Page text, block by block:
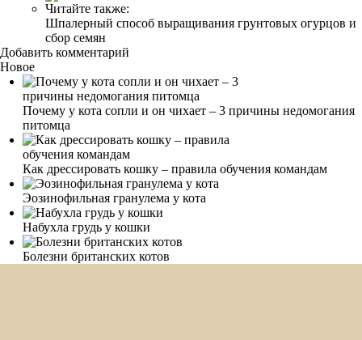
Читайте также:
Шпалерный способ выращивания грунтовых огурцов и
сбор семян
Добавить комментарий
Новое
Почему у кота сопли и он чихает – 3 причины недомогания
питомца
Как дрессировать кошку – правила обучения командам
Эозинофильная гранулема у кота
Набухла грудь у кошки
Болезни британских котов